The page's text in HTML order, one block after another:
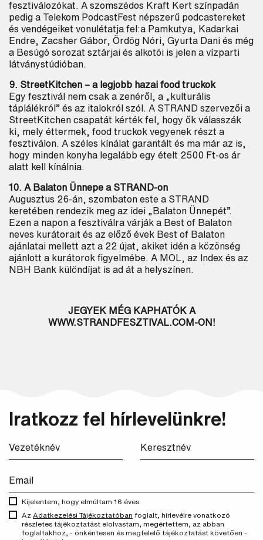
fesztiválozókat. A szomszédos Kraft Kert színpadán
pedig a Telekom PodcastFest népszerű podcastereket
és vendégeiket vonulétatja fel:a Pamkutya, Kadarkai
Endre, Zacsher Gábor, Ördög Nóri, Gyurta Dani és még
a Besúgó sorozat sztárjai és alkotói is jelen a vízparti
látványstúdióban.
9. StreetKitchen – a legjobb hazai food truckok
Egy fesztivál nem csak a zenéről, a „kulturális
táplálékról” és az italokról szól. A STRAND szervezői a
StreetKitchen csapatát kérték fel, hogy ők válasszák
ki, mely éttermek, food truckok vegyenek részt a
fesztiválon. A széles kínálat garantált és ma már az is,
hogy minden konyha legalább egy ételt 2500 Ft-os ár
alatt kell kínálnia.
10. A Balaton Ünnepe a STRAND-on
Augusztus 26-án, szombaton este a STRAND
keretében rendezik meg az idei „Balaton Ünnepét”.
Ezen a napon a fesztiválra várják a Best of Balaton
neves kurátorait és az előző évek Best of Balaton
ajánlatai mellett azt a 22 újat, akiket idén a közönség
ajánlott a kurátorok figyelmébe. A MOL, az Index és az
NBH Bank különdíjat is ad át a helyszínen.
JEGYEK MÉG KAPHATÓK A
WWW.STRANDFESZTIVAL.COM-ON!
Iratkozz fel hírlevelünkre!
Kijelentem, hogy elmúltam 16 éves.
Az Adatkezelési Tájékoztatóban foglalt, hírlevélre vonatkozó
részletes tájékoztatást elolvastam, megértettem, az abban
foglaltakhoz, - önkéntesen és megfelelő tájékoztatást követően -